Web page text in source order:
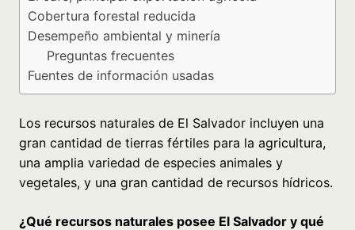
Cobertura forestal reducida
Desempeño ambiental y minería
Preguntas frecuentes
Fuentes de información usadas
Los recursos naturales de El Salvador incluyen una
gran cantidad de tierras fértiles para la agricultura,
una amplia variedad de especies animales y
vegetales, y una gran cantidad de recursos hídricos.
¿Qué recursos naturales posee El Salvador y qué